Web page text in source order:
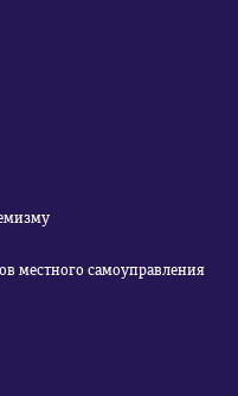
местного самоуправления